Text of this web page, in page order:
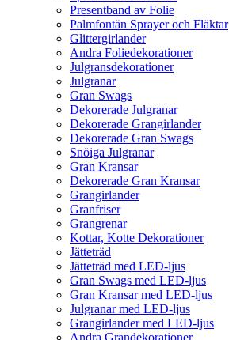
Presentband av Folie
Palmfontän Sprayer och Fläktar
Glittergirlander
Andra Foliedekorationer
Julgransdekorationer
Julgranar
Gran Swags
Dekorerade Julgranar
Dekorerade Grangirlander
Dekorerade Gran Swags
Snöiga Julgranar
Gran Kransar
Dekorerade Gran Kransar
Grangirlander
Granfriser
Grangrenar
Kottar, Kotte Dekorationer
Jätteträd
Jätteträd med LED-ljus
Gran Swags med LED-ljus
Gran Kransar med LED-ljus
Julgranar med LED-ljus
Grangirlander med LED-ljus
Andra Grandekorationer